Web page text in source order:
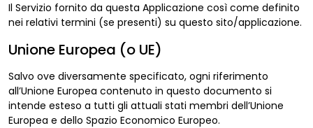
Il Servizio fornito da questa Applicazione così come definito
nei relativi termini (se presenti) su questo sito/applicazione.
Unione Europea (o UE)
Salvo ove diversamente specificato, ogni riferimento
all’Unione Europea contenuto in questo documento si
intende esteso a tutti gli attuali stati membri dell’Unione
Europea e dello Spazio Economico Europeo.